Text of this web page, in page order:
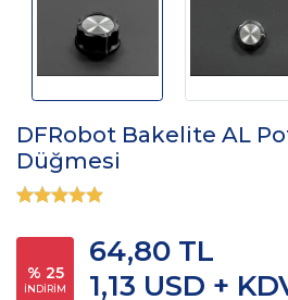
DFRobot Bakelite AL
Düğmesi
% 25
İNDİRİM 1,13 USD +
64,80 TL